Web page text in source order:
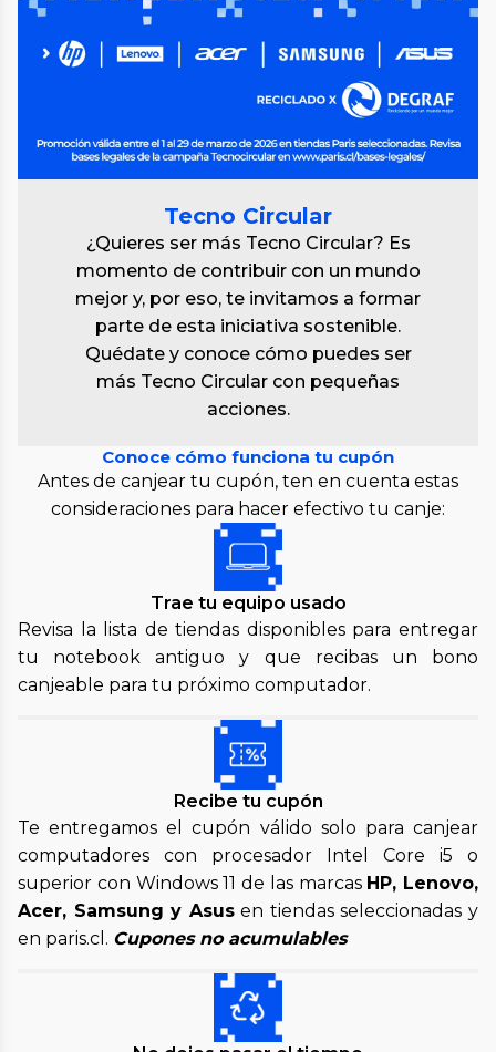
Tecno Circular
¿Quieres ser más Tecno Circular? Es
momento de contribuir con un mundo
mejor y, por eso, te invitamos a formar
parte de esta iniciativa sostenible.
Quédate y conoce cómo puedes ser
más Tecno Circular con pequeñas
acciones.
Conoce cómo funciona tu cupón
Antes de canjear tu cupón, ten en cuenta estas
consideraciones para hacer efectivo tu canje:
Trae tu equipo usado
Revisa la lista de tiendas disponibles para entregar
tu notebook antiguo y que recibas un bono
canjeable para tu próximo computador.
Recibe tu cupón
Te entregamos el cupón válido solo para canjear
computadores con procesador Intel Core i5 o
superior con Windows 11 de las marcas HP, Lenovo,
Acer, Samsung y Asusen tiendas seleccionadas y
en paris.cl. Cupones no acumulables